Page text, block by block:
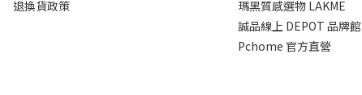
退換貨政策
瑪黑質感選物 LAKME
誠品線上 DEPOT 品牌館
Pchome 官方直營